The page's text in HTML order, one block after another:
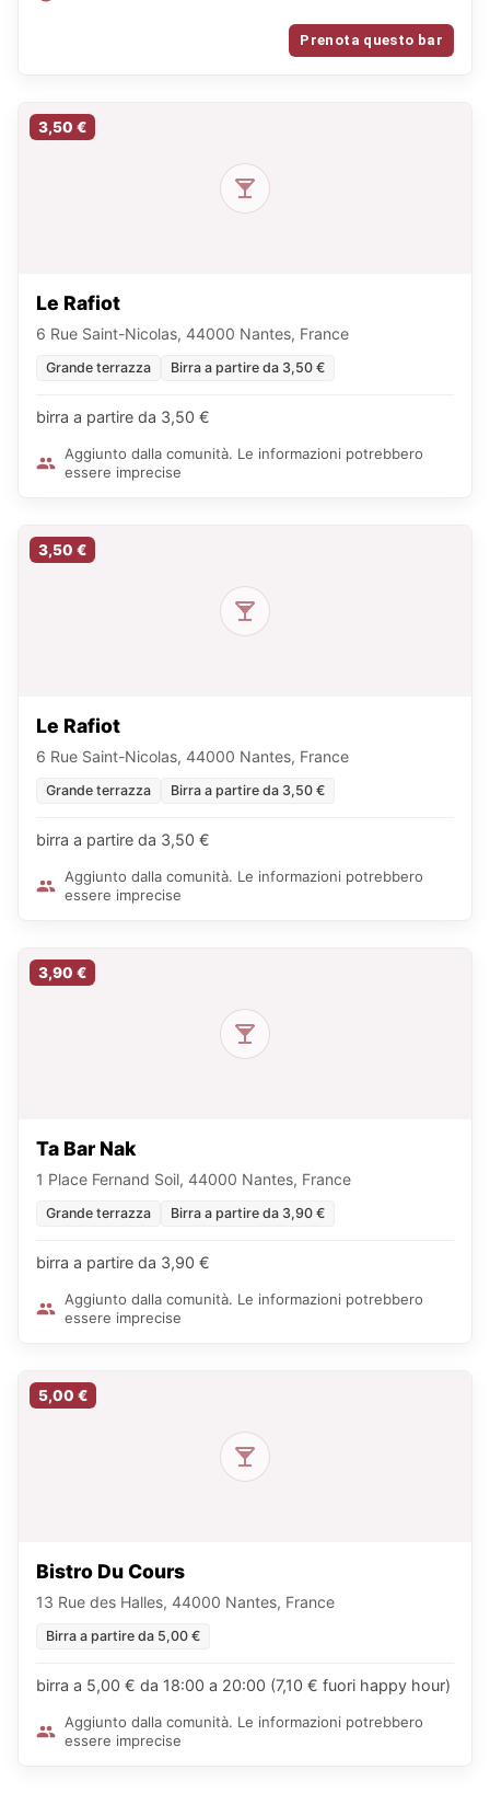
Prenota questo bar
3,50 €
Le Rafiot
6 Rue Saint-Nicolas, 44000 Nantes, France
Grande terrazza Birra a partire da 3,50 €
birra a partire da 3,50 €
Aggiunto dalla comunità. Le informazioni potrebbero
essere imprecise
3,50 €
Le Rafiot
6 Rue Saint-Nicolas, 44000 Nantes, France
Grande terrazza Birra a partire da 3,50 €
birra a partire da 3,50 €
Aggiunto dalla comunità. Le informazioni potrebbero
essere imprecise
3,90 €
Ta Bar Nak
1 Place Fernand Soil, 44000 Nantes, France
Grande terrazza Birra a partire da 3,90 €
birra a partire da 3,90 €
Aggiunto dalla comunità. Le informazioni potrebbero
essere imprecise
5,00 €
Bistro Du Cours
13 Rue des Halles, 44000 Nantes, France
Birra a partire da 5,00 €
birra a 5,00 € da 18:00 a 20:00 (7,10 € fuori happy hour)
Aggiunto dalla comunità. Le informazioni potrebbero
essere imprecise